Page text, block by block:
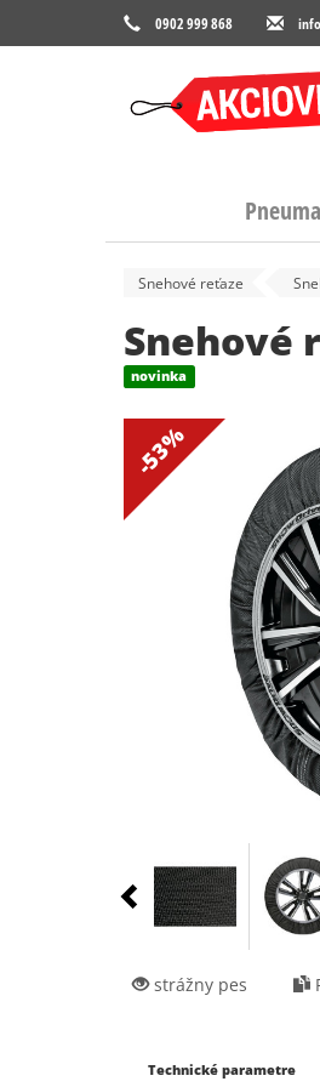
0902 999 868
Snehové reťaze
Snehové
novinka
-53%
strážny pes
Technické parametre